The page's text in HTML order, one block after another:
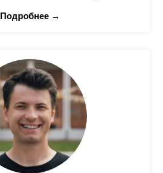
Подробнее →